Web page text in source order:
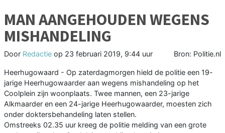
MAN AANGEHOUDEN WEGENS
MISHANDELING
Door Redactie op 23 februari 2019, 9:44 uur Bron: Politie.nl
Heerhugowaard - Op zaterdagmorgen hield de politie een 19-
jarige Heerhugowaarder aan wegens mishandeling op het
Coolplein zijn woonplaats. Twee mannen, een 23-jarige
Alkmaarder en een 24-jarige Heerhugowaarder, moesten zich
onder doktersbehandeling laten stellen.
Omstreeks 02.35 uur kreeg de politie melding van een grote